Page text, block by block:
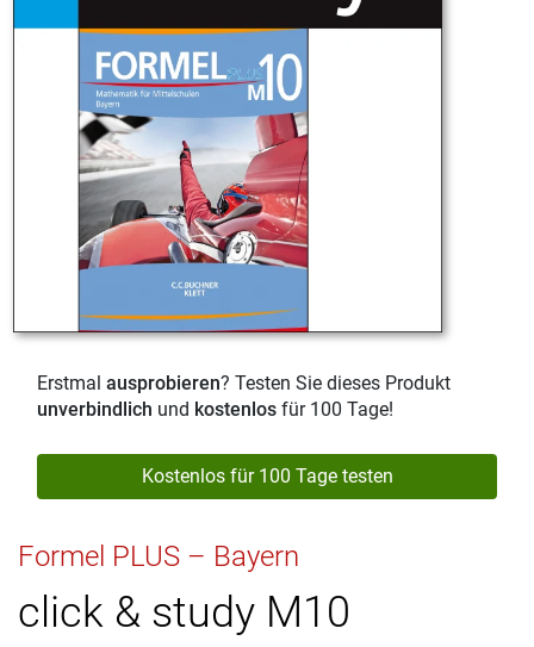
Erstmal ausprobieren? Testen Sie dieses Produkt
unverbindlich und kostenlos für 100 Tage!
Kostenlos für 100 Tage testen
Formel PLUS – Bayern
click & study M10